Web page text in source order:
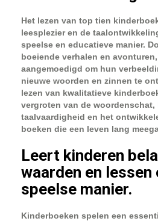
Het lezen van top tien
leesplezier en de
speelse en educatieve manier.
boeiende verhalen en
aangemoedigd om hun
nieuwe woorden en zinnen te
lezen van kwalitatieve
vergroten van de woordenschat,
taalvaardigheid en het
boeken die een leven lang
Leert kinderen
waarden en lessen
speelse manier.
Kinderboeken spelen een